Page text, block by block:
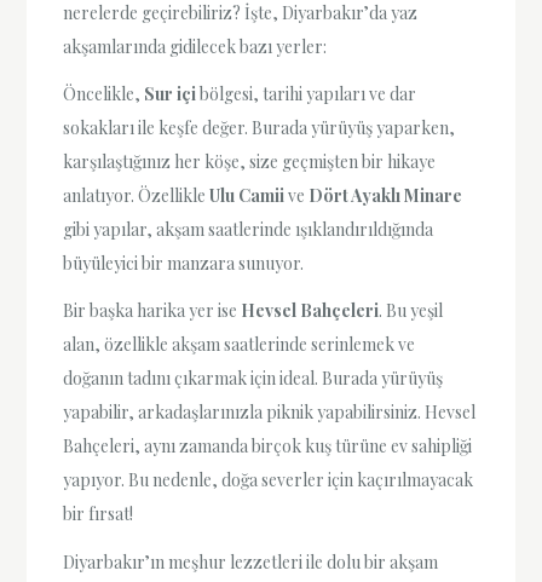
nerelerde geçirebiliriz? İşte, Diyarbakır’da yaz
akşamlarında gidilecek bazı yerler:
Öncelikle, Sur içibölgesi, tarihi yapıları ve dar
sokakları ile keşfe değer. Burada yürüyüş yaparken,
karşılaştığınız her köşe, size geçmişten bir hikaye
anlatıyor. ÖzellikleUlu Camiive Dört Ayaklı Minare
gibi yapılar, akşam saatlerinde ışıklandırıldığında
büyüleyici bir manzara sunuyor.
Bir başka harika yer ise Hevsel Bahçeleri. Bu yeşil
alan, özellikle akşam saatlerinde serinlemek ve
doğanın tadını çıkarmak için ideal. Burada yürüyüş
yapabilir, arkadaşlarınızla piknik yapabilirsiniz. Hevsel
Bahçeleri, aynı zamanda birçok kuş türüne ev sahipliği
yapıyor. Bu nedenle, doğa severler için kaçırılmayacak
bir fırsat!
Diyarbakır’ın meşhur lezzetleri ile dolu bir akşam